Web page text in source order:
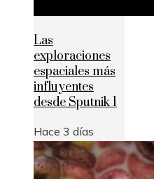
Las
exploraciones
espaciales más
influyentes
desde Sputnik 1
Hace 3 días